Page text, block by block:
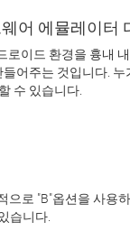
어 에뮬레이터
이드 환경을 흉내
어주는 것입니다.
습니다.